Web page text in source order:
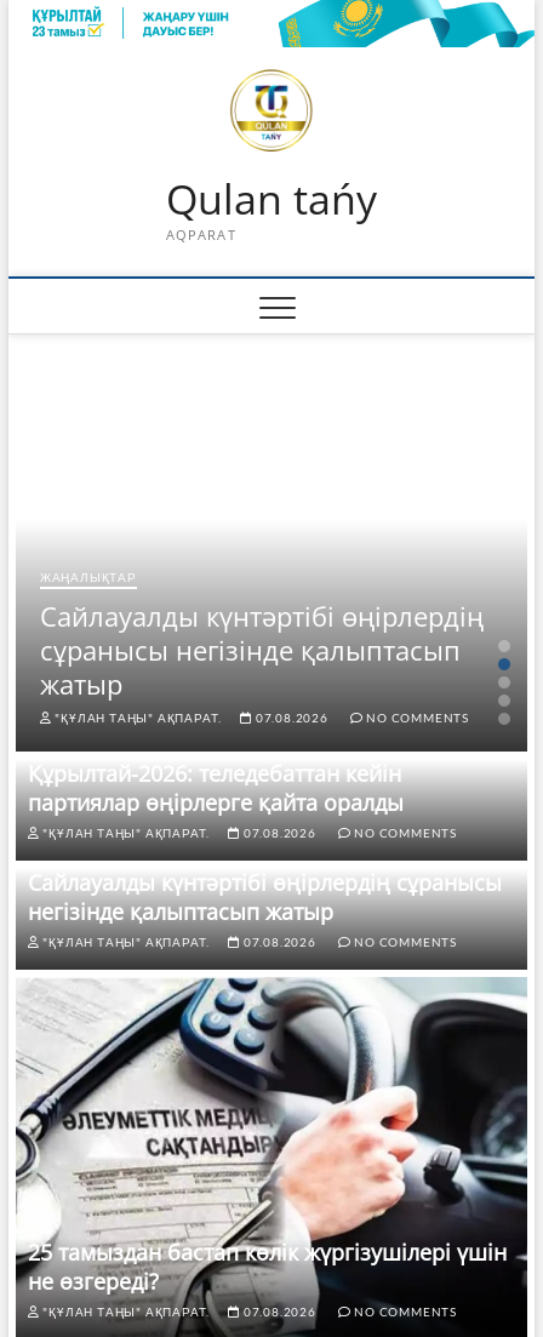
Skip
Qulan tańy
AQPARAT
ЖАҢАЛЫҚТАР
Сайлауалды күнтәртібі өңірлердің
сұранысы негізінде қалыптасып
жатыр
"ҚҰЛАН ТАҢЫ" АҚПАРАТ. 07.08.2026 NO COMMENTS
Құрылтай-2026: теледебаттан кейін
партиялар өңірлерге қайта оралды
"ҚҰЛАН ТАҢЫ" АҚПАРАТ. 07.08.2026 NO COMMENTS
Сайлауалды күнтәртібі өңірлердің сұранысы
негізінде қалыптасып жатыр
"ҚҰЛАН ТАҢЫ" АҚПАРАТ. 07.08.2026 NO COMMENTS
25 тамыздан бастап көлік жүргізушілері үшін
не өзгереді?
"ҚҰЛАН ТАҢЫ" АҚПАРАТ. 07.08.2026 NO COMMENTS